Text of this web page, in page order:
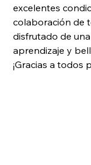
excelentes
colaboración de
disfrutado de
aprendizaje y
¡Gracias a todos